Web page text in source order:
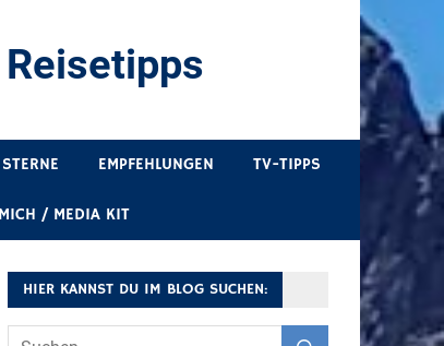
EMPFEHLUNGEN TV-TIPPS
/ MEDIA KIT
HIER KANNST DU IM BLOG SUCHEN: